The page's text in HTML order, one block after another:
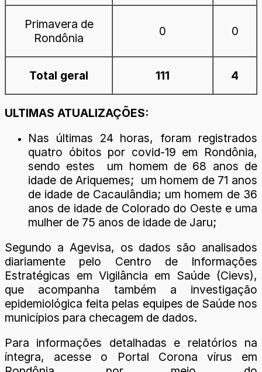
Primavera de
Rondônia
0 0
Total geral 111 4
ULTIMAS ATUALIZAÇÕES:
Nas últimas 24 horas, foram registrados
quatro óbitos por covid-19 em Rondônia,
sendo estes um homem de 68 anos de
idade de Ariquemes; um homem de 71 anos
de idade de Cacaulândia; um homem de 36
anos de idade de Colorado do Oeste e uma
mulher de 75 anos de idade de Jaru;
Segundo a Agevisa, os dados são analisados
diariamente pelo Centro de Informações
Estratégicas em Vigilância em Saúde (Cievs),
que acompanha também a investigação
epidemiológica feita pelas equipes de Saúde nos
municípios para checagem de dados.
Para informações detalhadas e relatórios na
íntegra, acesse o Portal Corona vírus em